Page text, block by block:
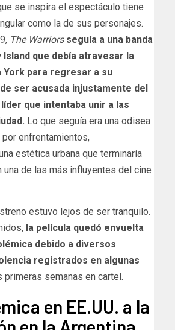
se inspira el espectáculo tiene
como la de sus personajes.
The Warriors seguía a una banda
Island que debía atravesar la
York para regresar a su
ser acusada injustamente del
que intentaba unir a las
Lo que seguía era una odisea
por enfrentamientos,
estética urbana que terminaría
de las más influyentes del cine
estuvo lejos de ser tranquilo.
la película quedó envuelta
debido a diversos
registrados en algunas
primeras semanas en cartel.
en EE.UU. a la